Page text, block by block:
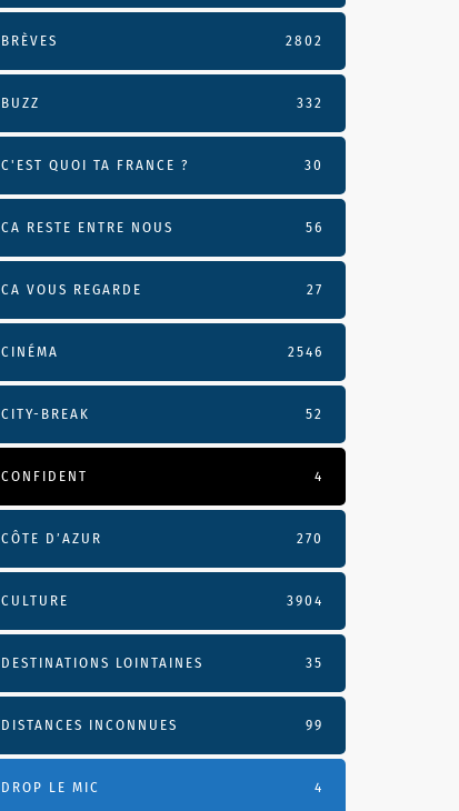
BRÈVES 2802
BUZZ 332
C'EST QUOI TA FRANCE ? 30
CA RESTE ENTRE NOUS 56
CA VOUS REGARDE 27
CINÉMA 2546
CITY-BREAK 52
CONFIDENT 4
CÔTE D’AZUR 270
CULTURE 3904
DESTINATIONS LOINTAINES 35
DISTANCES INCONNUES 99
DROP LE MIC 4